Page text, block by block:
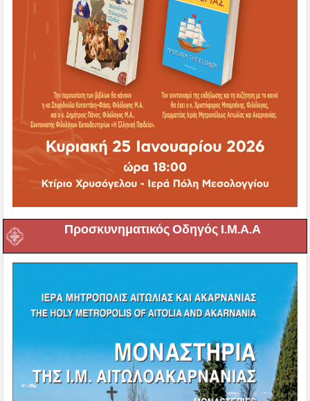
Προσκυνηματικός Οδηγός Ι.Μ.Α.Α